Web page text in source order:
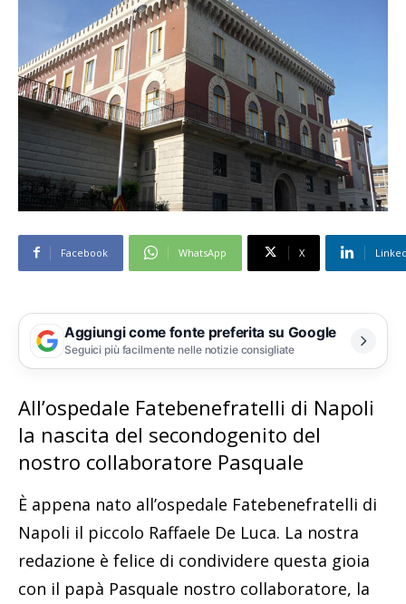
Facebook WhatsApp X
Aggiungi come fonte preferita su Google
Seguici più facilmente nelle notizie consigliate
All’ospedale Fatebenefratelli di Napoli
la nascita del secondogenito del
nostro collaboratore Pasquale
È appena nato all’ospedale Fatebenefratelli di
Napoli il piccolo Raffaele De Luca. La nostra
redazione è felice di condividere questa gioia
con il papà Pasquale nostro collaboratore, la